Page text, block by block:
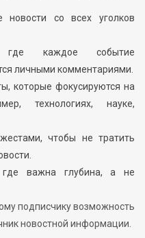
новости со всех уголков
где каждое событие
личными комментариями.
которые фокусируются на
технологиях, науке,
чтобы не тратить
где важна глубина, а не
подписчику возможность
новостной информации.